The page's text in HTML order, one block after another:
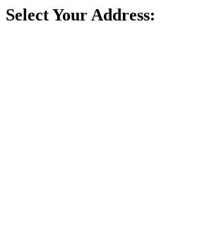
Select Your Address: